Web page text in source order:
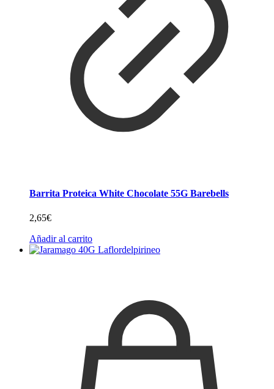
Barrita Proteica White Chocolate 55G Barebells
2,65€
Añadir al carrito